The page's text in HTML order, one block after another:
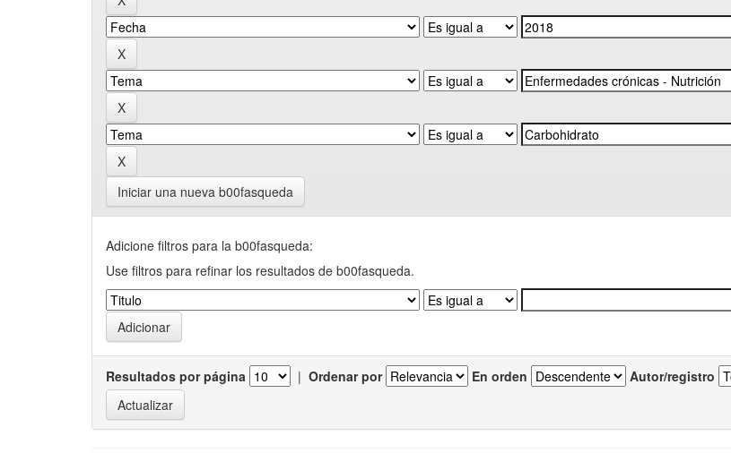
Iniciar una nueva b00fasqueda
Adicione filtros para la b00fasqueda:
Use filtros para refinar los resultados de b00fasqueda.
Resultados por página | Ordenar por En orden Autor/registro